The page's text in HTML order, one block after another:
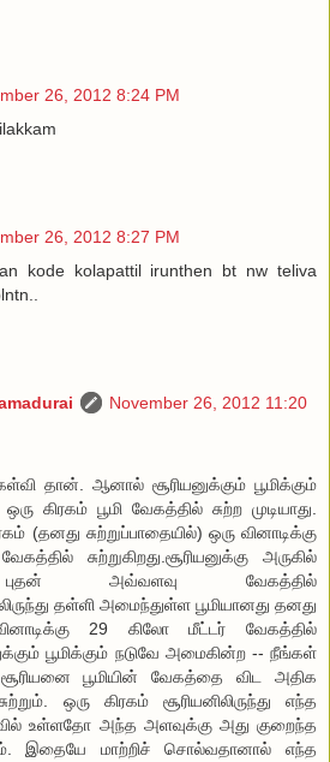
26, 2012 8:24 PM
26, 2012 8:27 PM
kode kolapattil irunthen bt nw teliva
November 26, 2012 11:20
தான். ஆனால் சூரியனுக்கும் பூமிக்கும்
கிரகம் பூமி வேகத்தில் சுற்ற முடியாது.
(தனது சுற்றுப்பாதையில்) ஒரு வினாடிக்கு
சுற்றுகிறது.சூரியனுக்கு அருகில்
புதன் அவ்வளவு வேகத்தில்
தள்ளி அமைந்துள்ள பூமியானது தனது
வினாடிக்கு 29 கிலோ மீட்டர் வேகத்தில்
பூமிக்கும் நடுவே அமைகின்ற -- நீங்கள்
பூமியின் வேகத்தை விட அதிக
ஒரு கிரகம் சூரியனிலிருந்து எந்த
உள்ளதோ அந்த அளவுக்கு அது குறைந்த
இதையே மாற்றிச் சொல்வதானால் எந்த